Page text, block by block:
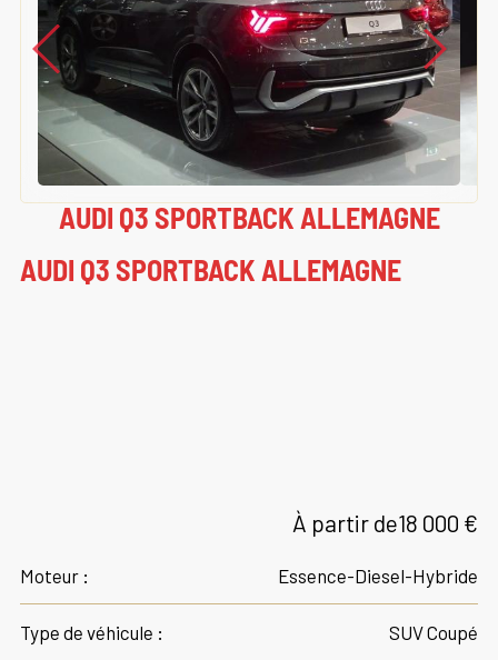
AUDI Q3 SPORTBACK ALLEMAGNE
AUDI Q3 SPORTBACK ALLEMAGNE
À partir de18 000 €
Moteur : Essence-Diesel-Hybride
Type de véhicule : SUV Coupé